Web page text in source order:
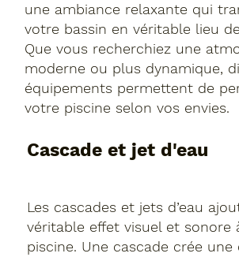
une ambiance relaxante qui
votre bassin en véritable lieu
Que vous recherchiez une
moderne ou plus dynamique,
équipements permettent de
votre piscine selon vos envies.
Cascade et jet d'eau
Les cascades et jets d’eau
véritable effet visuel et sonore
piscine. Une cascade crée une